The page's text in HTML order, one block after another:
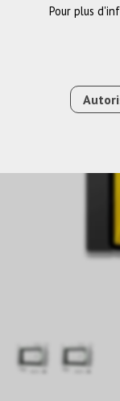
Pour plus